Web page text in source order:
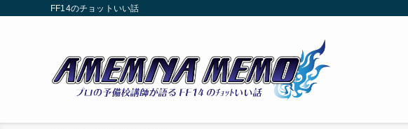
FF14のチョットいい話